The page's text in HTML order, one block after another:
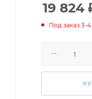
19 824
Под заказ 3-